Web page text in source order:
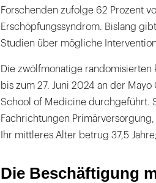
Forschenden zufolge 62 Prozent
Erschöpfungssyndrom. Bislang
Studien über mögliche
Die zwölfmonatige randomisierten
bis zum 27. Juni 2024 an der
School of Medicine durchgeführt.
Fachrichtungen
Ihr mittleres Alter betrug 37,5
Die Beschäftigung